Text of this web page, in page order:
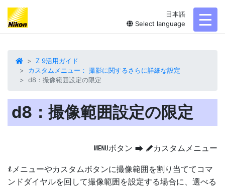
日本語
Select language
Z 9活用ガイド
カスタムメニュー： 撮影に関するさらに詳細な設定
d8：撮像範囲設定の限定
d8：撮像範囲設定の限定
Gボタン U Aカスタムメニュー
iメニューやカスタムボタンに撮像範囲を割り当ててコマ
ンドダイヤルを回して撮像範囲を設定する場合に、選べる